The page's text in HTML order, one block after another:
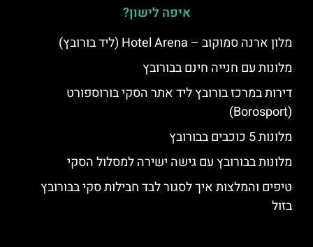
איפה לישון?
מלון ארנה סמוקוב – Hotel Arena (ליד בורובץ)
מלונות עם חנייה חינם בבורובץ
דירות במרכז בורובץ ליד אתר הסקי בורוספורט
(Borosport)
מלונות 5 כוכבים בבורובץ
מלונות בבורובץ עם גישה ישירה למסלול הסקי
טיפים והמלצות איך לסגור לבד חבילות סקי בבורובץ
בזול